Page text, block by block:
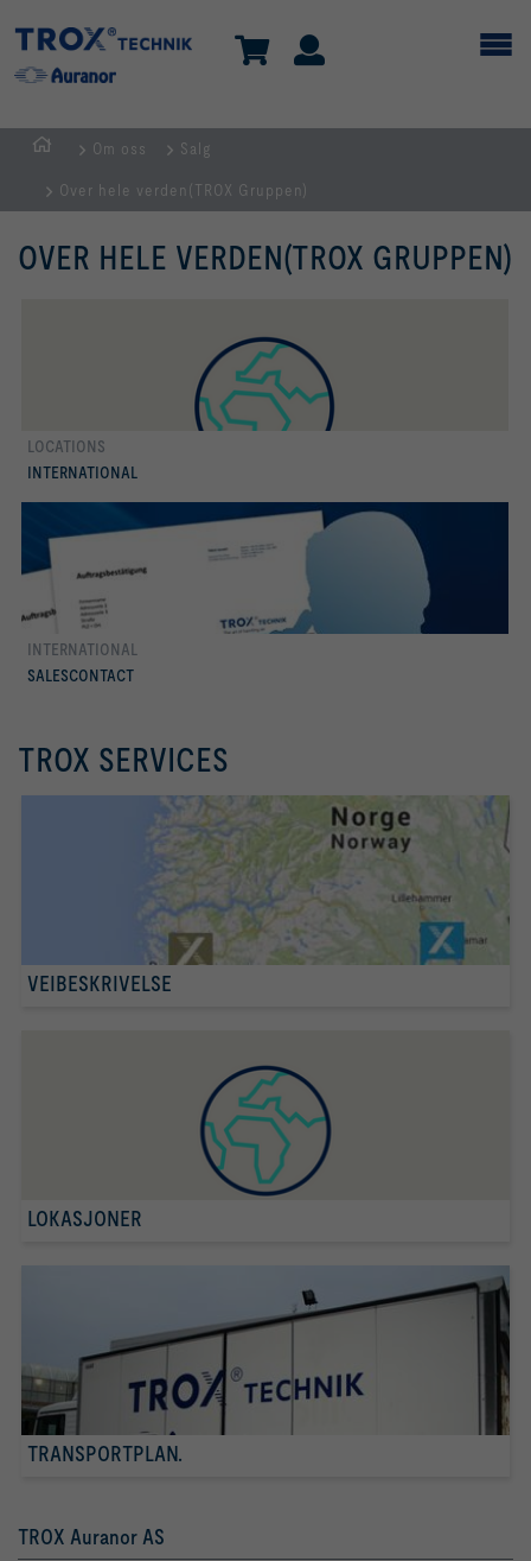
Om oss Salg
Over hele verden(TROX Gruppen)
OVER HELE VERDEN(TROX GRUPPEN)
LOCATIONS
INTERNATIONAL
mer
INTERNATIONAL
SALESCONTACT
mer
TROX SERVICES
VEIBESKRIVELSE
LOKASJONER
TRANSPORTPLAN.
TROX Auranor AS